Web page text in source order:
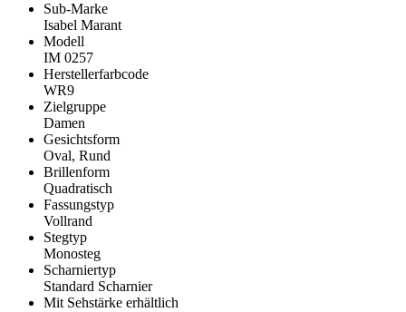
Sub-Marke
Isabel Marant
Modell
IM 0257
Herstellerfarbcode
WR9
Zielgruppe
Damen
Gesichtsform
Oval, Rund
Brillenform
Quadratisch
Fassungstyp
Vollrand
Stegtyp
Monosteg
Scharniertyp
Standard Scharnier
Mit Sehstärke erhältlich